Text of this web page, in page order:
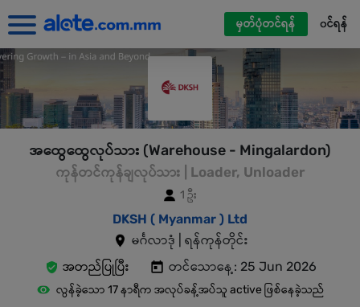
မှတ်ပုံတင်ရန် ၀င်ရန်
အထွေထွေလုပ်သား (Warehouse - Mingalardon)
ကုန်တင်ကုန်ချလုပ်သား | Loader, Unloader
1 ဦး
DKSH ( Myanmar ) Ltd
မင်္ဂလာဒုံ | ရန်ကုန်တိုင်း
အတည်ပြုပြီး
တင်သောနေ့: 25 Jun 2026
လွန်ခဲ့သော 17 နာရီက အလုပ်ခန့်အပ်သူ active ဖြစ်နေခဲ့သည်